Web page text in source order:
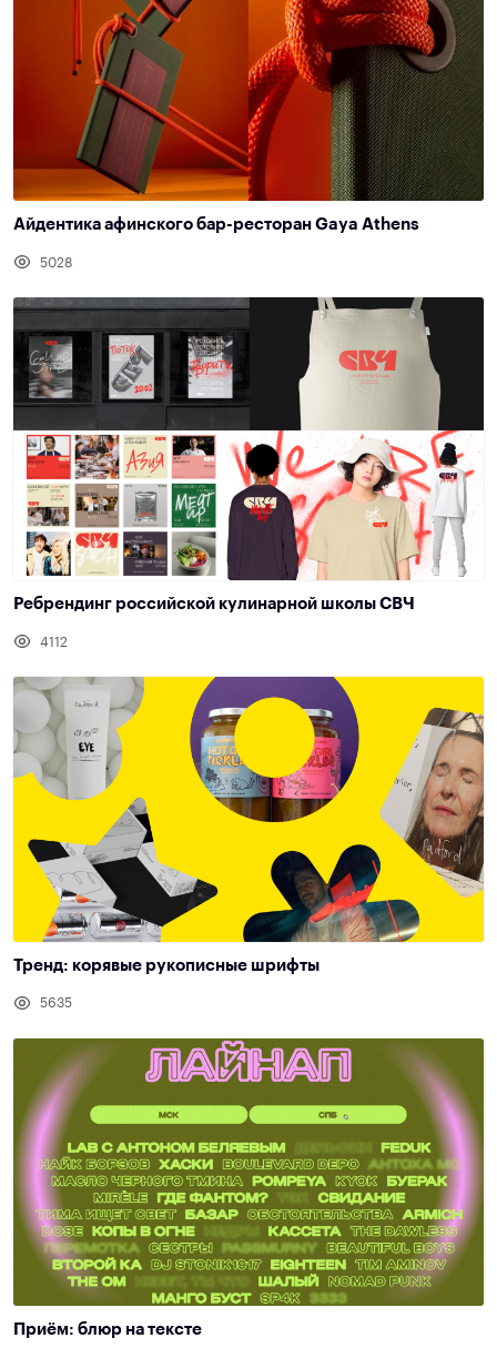
Айдентика афинского бар-ресторан Gaya Athens
5028
Ребрендинг российской кулинарной школы СВЧ
4112
Тренд: корявые рукописные шрифты
5635
Приём: блюр на тексте